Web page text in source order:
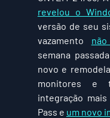
revelou o
versão de seu
vazamento
semana
novo e
monitores e
integração
Pass e um novo